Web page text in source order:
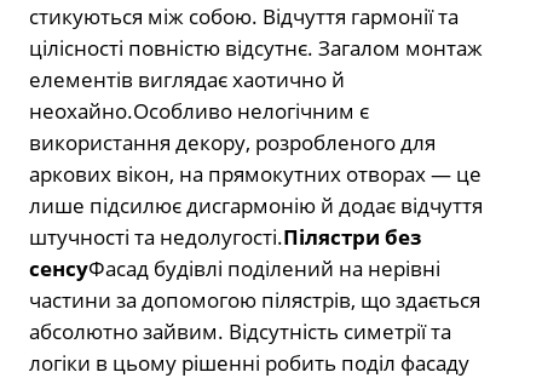
стикуються між собою. Відчуття гармонії та
цілісності повністю відсутнє. Загалом монтаж
елементів виглядає хаотично й
неохайно.Особливо нелогічним є
використання декору, розробленого для
аркових вікон, на прямокутних отворах — це
лише підсилює дисгармонію й додає відчуття
штучності та недолугості.Пілястри без
сенсуФасад будівлі поділений на нерівні
частини за допомогою пілястрів, що здається
абсолютно зайвим. Відсутність симетрії та
логіки в цьому рішенні робить поділ фасаду